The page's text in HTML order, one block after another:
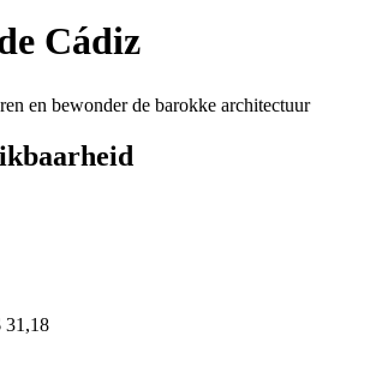
Cádiz
en bewonder de barokke architectuur
31,18